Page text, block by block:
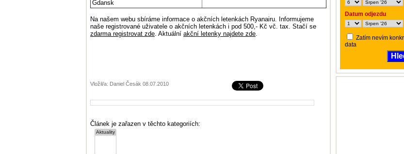
Gdansk
Na našem webu sbíráme informace o akčních letenkách Ryanairu. Informujeme
naše registrované uživatele o akčních letenkách i pod 500,- Kč vč. tax. Stačí se
zdarma registrovat zde. Aktuální akční letenky najdete zde.
Vložil/a: Daniel Česák 08.07.2010
Článek je zařazen v těchto kategoriích:
Datum odjezdu
Zatím nevím
data